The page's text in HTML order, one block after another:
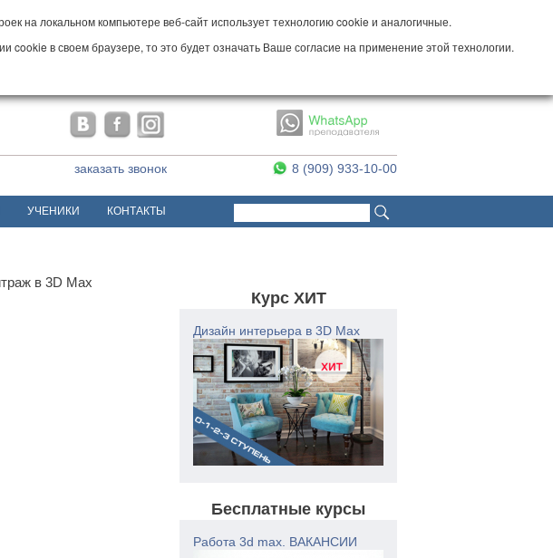
на локальном компьютере веб-сайт использует технологию cookie и аналогичные.
в своем браузере, то это будет означать Ваше согласие на применение этой технологии.
8 (909) 933-10-00
заказать звонок
УЧЕНИКИ КОНТАКТЫ
в 3D Max
Курс ХИТ
Дизайн интерьера в 3D Max
Бесплатные курсы
Работа 3d max. ВАКАНСИИ